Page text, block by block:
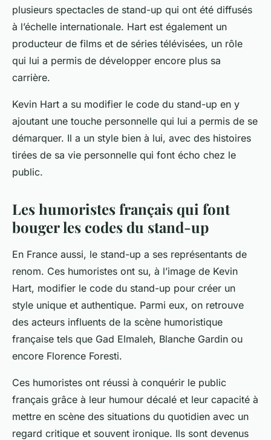
plusieurs spectacles de stand-up qui ont été diffusés
à l’échelle internationale. Hart est également un
producteur de films et de séries télévisées, un rôle
qui lui a permis de développer encore plus sa
carrière.
Kevin Hart a su modifier le code du stand-up en y
ajoutant une touche personnelle qui lui a permis de se
démarquer. Il a un style bien à lui, avec des histoires
tirées de sa vie personnelle qui font écho chez le
public.
Les humoristes français qui font
bouger les codes du stand-up
En France aussi, le stand-up a ses représentants de
renom. Ces humoristes ont su, à l’image de Kevin
Hart, modifier le code du stand-up pour créer un
style unique et authentique. Parmi eux, on retrouve
des acteurs influents de la scène humoristique
française tels que Gad Elmaleh, Blanche Gardin ou
encore Florence Foresti.
Ces humoristes ont réussi à conquérir le public
français grâce à leur humour décalé et leur capacité à
mettre en scène des situations du quotidien avec un
regard critique et souvent ironique. Ils sont devenus